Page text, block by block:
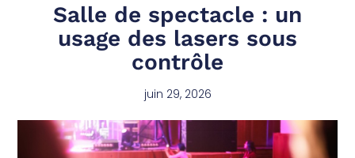
Salle de spectacle : un
usage des lasers sous
contrôle
juin 29, 2026